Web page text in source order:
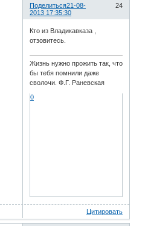
Поделиться 24
21-08-
2013 17:35:30
Кто из Владикавказа ,
отзовитесь.
Жизнь нужно прожить так, что
бы тебя помнили даже
сволочи. Ф.Г. Раневская
0
Цитировать